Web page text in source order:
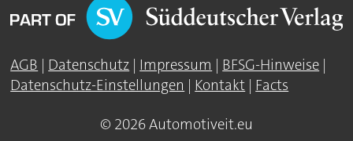
AGB | Datenschutz | Impressum | BFSG-Hinweise |
Datenschutz-Einstellungen | Kontakt | Facts
© 2026 Automotiveit.eu